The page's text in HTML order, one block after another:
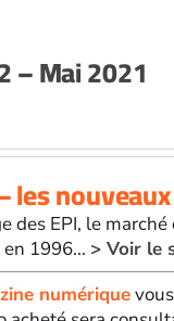
– Mai 2021
les
des EPI, le
1996... > Voir le
numérique